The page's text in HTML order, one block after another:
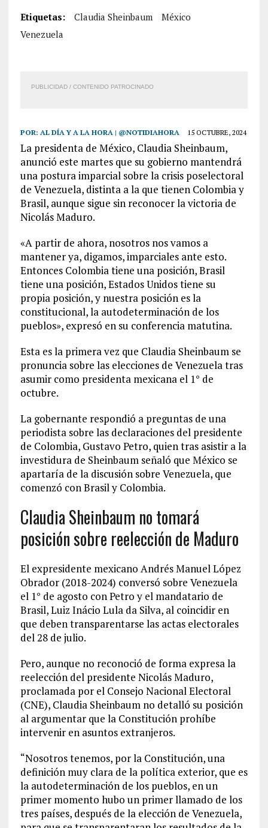
Etiquetas: Claudia Sheinbaum
México
Venezuela
PUBLICIDAD / CONTENIDO PATROCINADO
POR: AL DÍA Y A LA HORA | @NOTIDIAHORA 15 OCTUBRE, 2024
La presidenta de México, Claudia Sheinbaum,
anunció este martes que su gobierno mantendrá
una postura imparcial sobre la crisis poselectoral
de Venezuela, distinta a la que tienen Colombia y
Brasil, aunque sigue sin reconocer la victoria de
Nicolás Maduro.
«A partir de ahora, nosotros nos vamos a
mantener ya, digamos, imparciales ante esto.
Entonces Colombia tiene una posición, Brasil
tiene una posición, Estados Unidos tiene su
propia posición, y nuestra posición es la
constitucional, la autodeterminación de los
pueblos», expresó en su conferencia matutina.
Esta es la primera vez que Claudia Sheinbaum se
pronuncia sobre las elecciones de Venezuela tras
asumir como presidenta mexicana el 1° de
octubre.
La gobernante respondió a preguntas de una
periodista sobre las declaraciones del presidente
de Colombia, Gustavo Petro, quien tras asistir a la
investidura de Sheinbaum señaló que México se
apartaría de la discusión sobre Venezuela, que
comenzó con Brasil y Colombia.
Claudia Sheinbaum no tomará
posición sobre reelección de Maduro
El expresidente mexicano Andrés Manuel López
Obrador (2018-2024) conversó sobre Venezuela
el 1° de agosto con Petro y el mandatario de
Brasil, Luiz Inácio Lula da Silva, al coincidir en
que deben transparentarse las actas electorales
del 28 de julio.
Pero, aunque no reconoció de forma expresa la
reelección del presidente Nicolás Maduro,
proclamada por el Consejo Nacional Electoral
(CNE), Claudia Sheinbaum no detalló su posición
al argumentar que la Constitución prohíbe
intervenir en asuntos extranjeros.
“Nosotros tenemos, por la Constitución, una
definición muy clara de la política exterior, que es
la autodeterminación de los pueblos, en un
primer momento hubo un primer llamado de los
tres países, después de la elección de Venezuela,